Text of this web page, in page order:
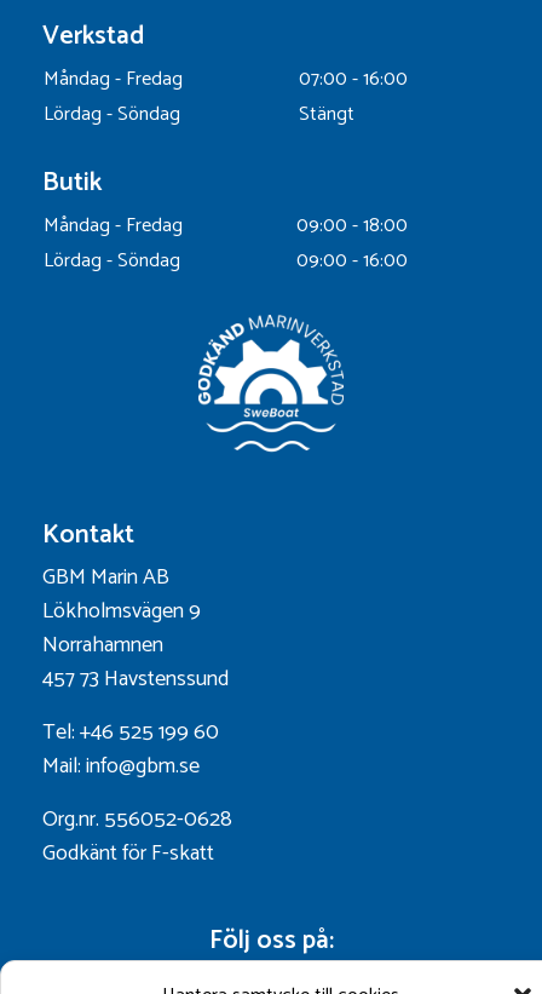
Verkstad
Måndag - Fredag
07:00 - 16:00
Lördag - Söndag
Stängt
Butik
Måndag - Fredag
09:00 - 18:00
Lördag - Söndag
09:00 - 16:00
Kontakt
GBM Marin AB
Lökholmsvägen 9
Norrahamnen
457 73 Havstenssund
Tel: +46 525 199 60
Mail: info@gbm.se
Org.nr. 556052-0628
Godkänt för F-skatt
Följ oss på: